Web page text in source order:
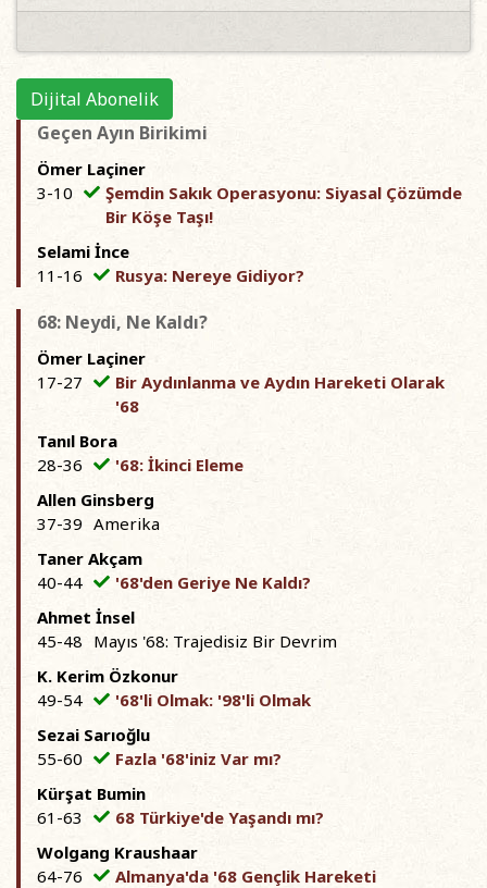
Dijital Abonelik
Geçen Ayın Birikimi
Ömer Laçiner
3-10
Şemdin Sakık Operasyonu: Siyasal Çözümde
Bir Köşe Taşı!
Selami İnce
11-16
Rusya: Nereye Gidiyor?
68: Neydi, Ne Kaldı?
Ömer Laçiner
17-27
Bir Aydınlanma ve Aydın Hareketi Olarak
'68
Tanıl Bora
28-36
'68: İkinci Eleme
Allen Ginsberg
37-39 Amerika
Taner Akçam
40-44
'68'den Geriye Ne Kaldı?
Ahmet İnsel
45-48 Mayıs '68: Trajedisiz Bir Devrim
K. Kerim Özkonur
49-54
'68'li Olmak: '98'li Olmak
Sezai Sarıoğlu
55-60
Fazla '68'iniz Var mı?
Kürşat Bumin
61-63
68 Türkiye'de Yaşandı mı?
Wolgang Kraushaar
64-76
Almanya'da '68 Gençlik Hareketi